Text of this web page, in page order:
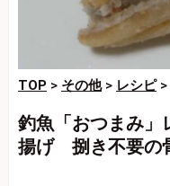
TOP > その他> レシピ>
釣魚「おつまみ」
揚げ 捌き不要の